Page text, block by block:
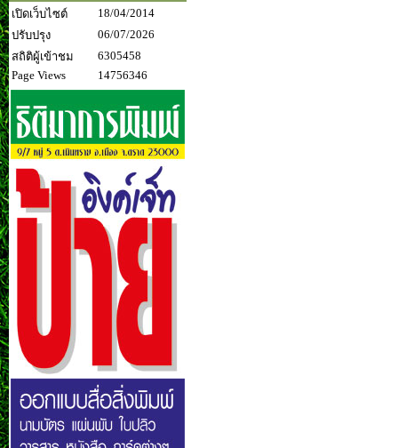
เปิดเว็บไซต์
18/04/2014
ปรับปรุง
06/07/2026
สถิติผู้เข้าชม
6305458
Page Views
14756346